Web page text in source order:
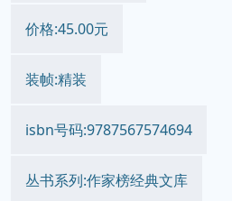
价格:45.00元
装帧:精装
isbn号码:9787567574694
丛书系列:作家榜经典文库